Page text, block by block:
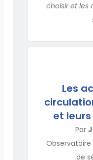
choisir et les
Les
et
Par
de